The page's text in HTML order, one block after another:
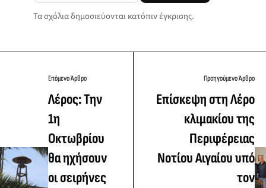
Τα σχόλια δημοσιεύονται κατόπιν έγκρισης.
Επόμενο Άρθρο
Λέρος: Την
1η
Οκτωβρίου
θα ηχήσουν
οι σειρήνες
Προηγούμενο Άρθρο
Επίσκεψη στη Λέρο
κλιμακίου της
Περιφέρειας
Νοτίου Αιγαίου υπό
τον